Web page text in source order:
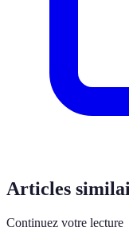
Articles
Continuez votre lecture